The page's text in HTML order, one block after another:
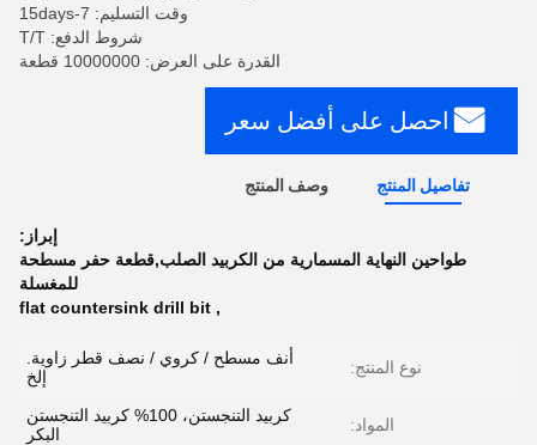
وقت التسليم: 7-15days
شروط الدفع: T/T
القدرة على العرض: 10000000 قطعة
احصل على أفضل سعر
تفاصيل المنتج وصف المنتج
إبراز:
طواحين النهاية المسمارية من الكربيد الصلب,قطعة حفر مسطحة
للمغسلة
,
flat countersink drill bit
نوع المنتج:
أنف مسطح / كروي / نصف قطر زاوية.
إلخ
المواد:
كربيد التنجستن، 100% كربيد التنجستن
البكر